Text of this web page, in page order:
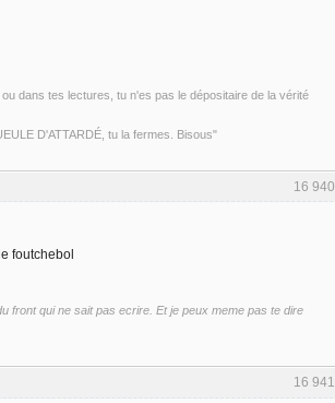
dans tes lectures, tu n'es pas le dépositaire de la vérité
D'ATTARDÉ, tu la fermes. Bisous"
16 940
foutchebol
front qui ne sait pas ecrire. Et je peux meme pas te dire
16 941